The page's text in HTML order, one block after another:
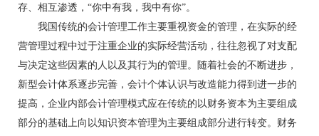
存、相互渗透，“你中有我，我中有你”。
我国传统的会计管理工作主要重视资金的管理，在实际的经
营管理过程中过于注重企业的实际经营活动，往往忽视了对支配
与决定这些因素的人以及其行为的管理。随着社会的不断进步，
新型会计体系逐步完善，会计个体认识与改造能力得到进一步的
提高，企业内部会计管理模式应在传统的以财务资本为主要组成
部分的基础上向以知识资本管理为主要组成部分进行转变。财务